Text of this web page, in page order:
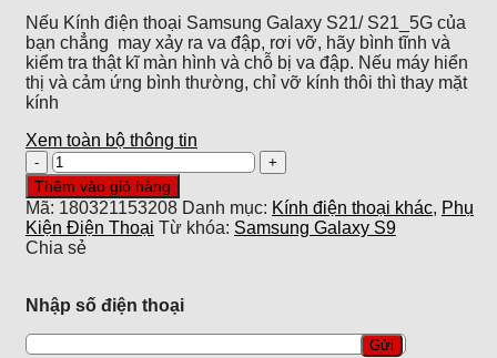
Nếu Kính điện thoại Samsung Galaxy S21/ S21_5G của
bạn chẳng may xảy ra va đập, rơi vỡ, hãy bình tĩnh và
kiểm tra thật kĩ màn hình và chỗ bị va đập. Nếu máy hiển
thị và cảm ứng bình thường, chỉ vỡ kính thôi thì thay mặt
kính
Xem toàn bộ thông tin
Kính
Samsung
Galaxy
S9
zin
Công
số
lượng
Thêm vào giỏ hàng
Mã: 180321153208 Danh mục: Kính điện thoại khác, Phụ
Kiện Điện Thoại Từ khóa: Samsung Galaxy S9
Chia sẻ
Nhập số điện thoại